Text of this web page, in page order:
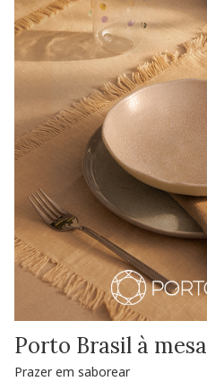
Porto Brasil à mesa
Prazer em saborear